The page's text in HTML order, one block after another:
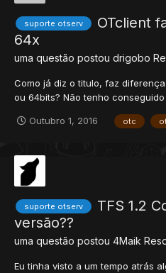
suporte otserv
OTclient
64x
uma questão postou drigobo
Como já diz o titulo, faz
ou 64bits? Não tenho
dos tutoriais já que sempre dá
Outubro 1, 2016 otc
suporte otserv
TFS 1.2
versão??
uma questão postou 4Maik
Eu tinha visto a um tempo atrás